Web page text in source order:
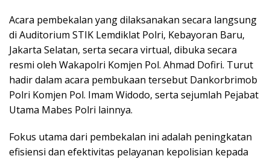
Acara pembekalan yang dilaksanakan secara langsung
di Auditorium STIK Lemdiklat Polri, Kebayoran Baru,
Jakarta Selatan, serta secara virtual, dibuka secara
resmi oleh Wakapolri Komjen Pol. Ahmad Dofiri. Turut
hadir dalam acara pembukaan tersebut Dankorbrimob
Polri Komjen Pol. Imam Widodo, serta sejumlah Pejabat
Utama Mabes Polri lainnya.
Fokus utama dari pembekalan ini adalah peningkatan
efisiensi dan efektivitas pelayanan kepolisian kepada